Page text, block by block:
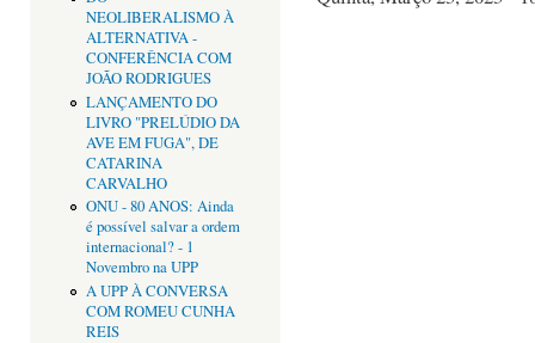
NEOLIBERALISMO À
ALTERNATIVA -
CONFERÊNCIA COM
JOÃO RODRIGUES
LANÇAMENTO DO
LIVRO "PRELÚDIO DA
AVE EM FUGA", DE
CATARINA
CARVALHO
ONU - 80 ANOS: Ainda
é possível salvar a ordem
internacional? - 1
Novembro na UPP
A UPP À CONVERSA
COM ROMEU CUNHA
REIS